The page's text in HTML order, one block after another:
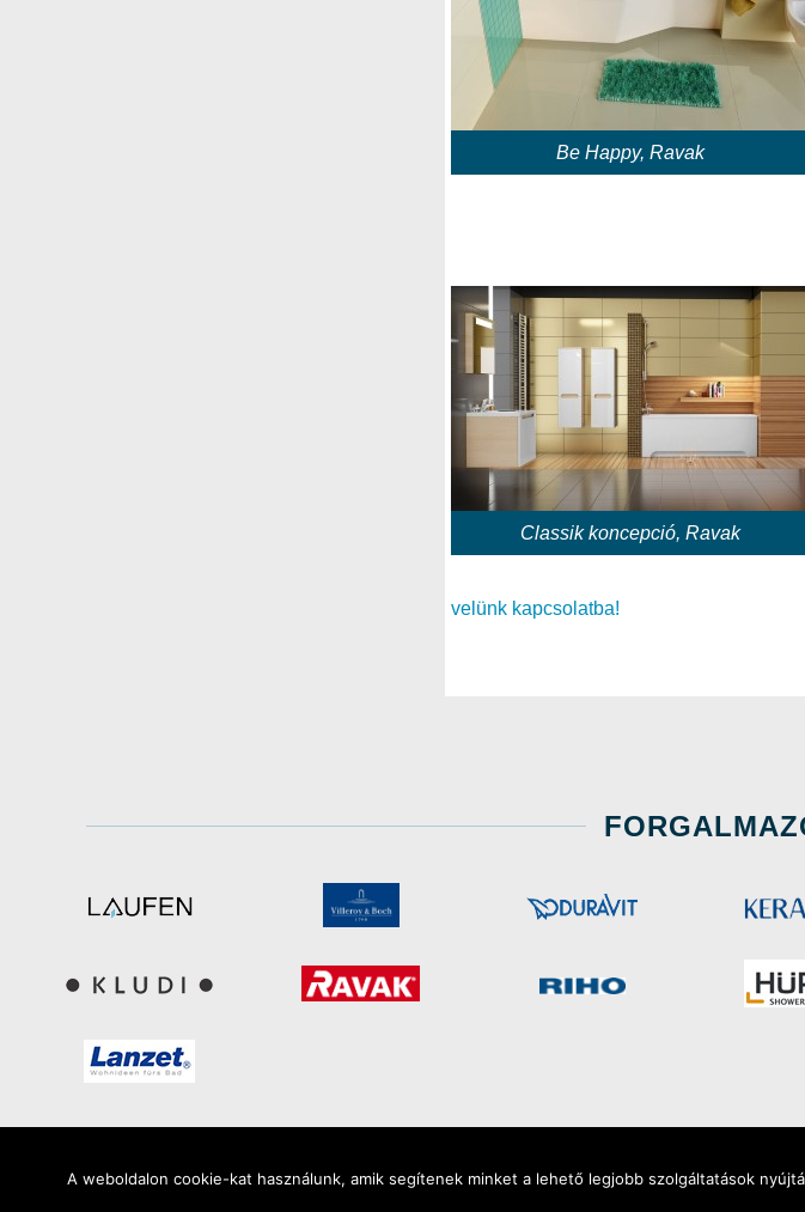
Be Happy, Ravak
Classik koncepció, Ravak
velünk kapcsolatba!
Minden jog fenntartva |
A weboldalon cookie-kat használunk, amik segítenek minket a lehető legjobb szolgáltatások